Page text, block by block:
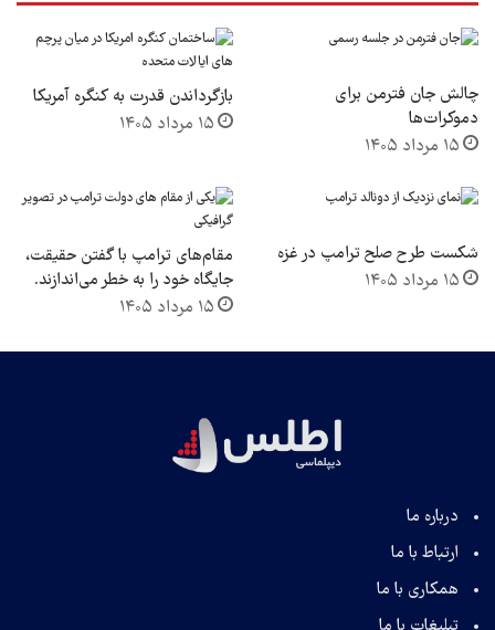
این توافق به معنای پایان اختلافات نیست و موضوعاتی چون
برنامه هسته‌ای ایران، ساختار امنیت منطقه و آینده حضور
نظامی آمریکا همچنان حل‌نشده باقی مانده‌اند. با این حال،
نتیجه کلی نشان می‌دهد که ایران بدون تسلیم راهبردی وارد
مذاکرات شده و نظم منطقه‌ای نیز به‌سوی ساختاری
چندقطبی‌تر و مبتنی بر موازنه و مذاکره در حال حرکت
است./منبع
چالش جان فترمن برای
دموکرات‌ها
۱۵ مرداد ۱۴۰۵
بازگرداندن قدرت به کنگره آمریکا
۱۵ مرداد ۱۴۰۵
شکست طرح صلح ترامپ در غزه
۱۵ مرداد ۱۴۰۵
مقام‌های ترامپ با گفتن حقیقت،
جایگاه خود را به خطر می‌اندازند.
۱۵ مرداد ۱۴۰۵
درباره ما
ارتباط با ما
همکاری با ما